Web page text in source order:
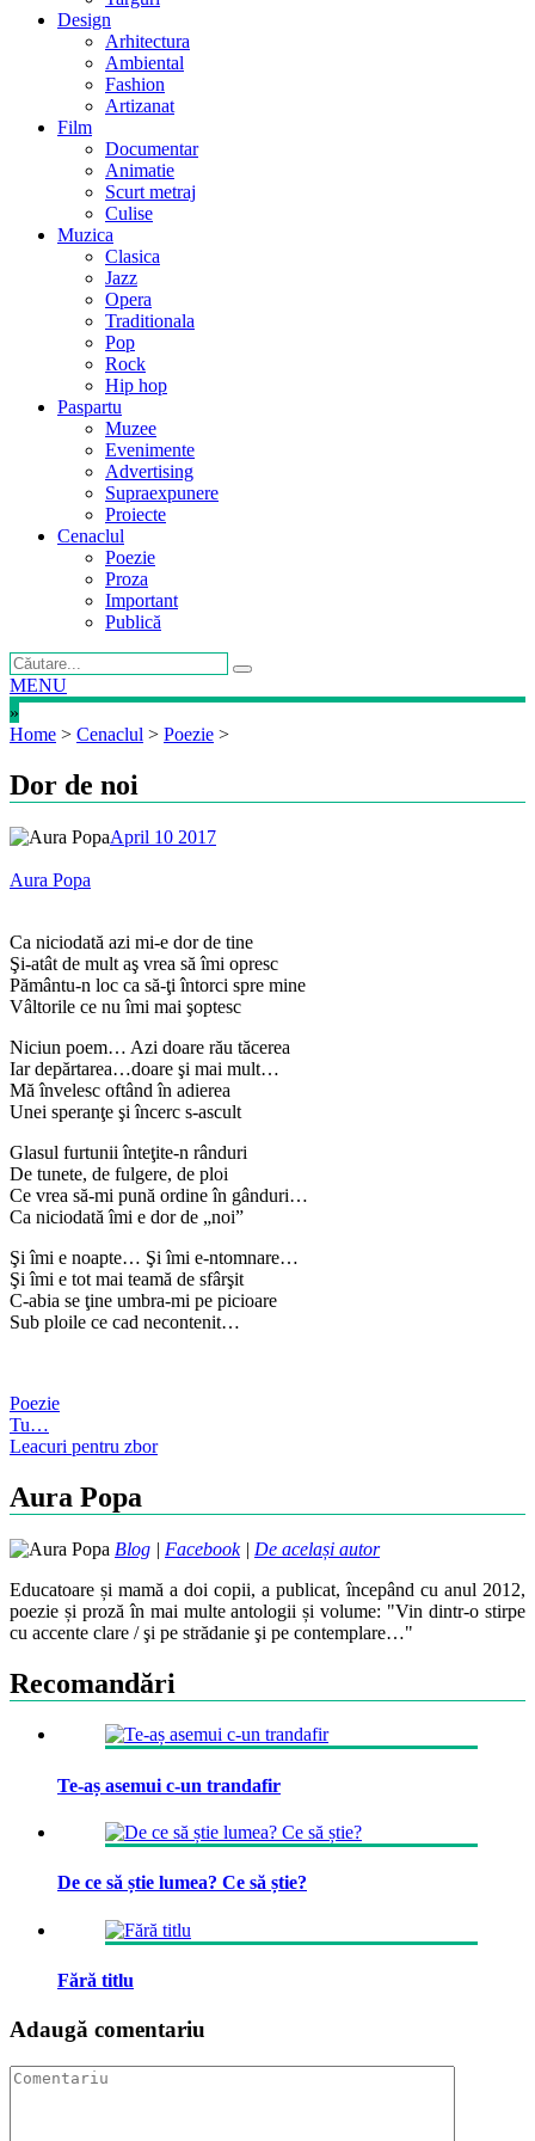
Design
Arhitectura
Ambiental
Fashion
Artizanat
Film
Documentar
Animatie
Scurt metraj
Culise
Muzica
Clasica
Jazz
Opera
Traditionala
Pop
Rock
Hip hop
Paspartu
Muzee
Evenimente
Advertising
Supraexpunere
Proiecte
Cenaclul
Poezie
Proza
Important
Publică
MENU
»
Home > Cenaclul > Poezie >
Dor de noi
April 10 2017
Aura Popa
Ca niciodată azi mi-e dor de tine
Şi-atât de mult aş vrea să îmi opresc
Pământu-n loc ca să-ţi întorci spre mine
Vâltorile ce nu îmi mai şoptesc
Niciun poem… Azi doare rău tăcerea
Iar depărtarea…doare şi mai mult…
Mă învelesc oftând în adierea
Unei speranţe şi încerc s-ascult
Glasul furtunii înteţite-n rânduri
De tunete, de fulgere, de ploi
Ce vrea să-mi pună ordine în gânduri…
Ca niciodată îmi e dor de „noi”
Şi îmi e noapte… Şi îmi e-ntomnare…
Şi îmi e tot mai teamă de sfârşit
C-abia se ţine umbra-mi pe picioare
Sub ploile ce cad necontenit…
Poezie
Post
navigation
Tu…
Leacuri pentru zbor
Aura Popa
Blog | Facebook| De același autor
Educatoare și mamă a doi copii, a publicat, începând cu anul 2012,
poezie și proză în mai multe antologii și volume: "Vin dintr-o stirpe
cu accente clare / şi pe strădanie şi pe contemplare…"
Recomandări
Te-aș asemui c-un trandafir
De ce să știe lumea? Ce să știe?
Fără titlu
Adaugă comentariu